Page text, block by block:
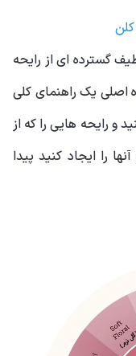
گسترده ای از رایحه
اصلی یک راهنمای کلی
و رایحه هایی را که از
را ایجاد کنید پیدا